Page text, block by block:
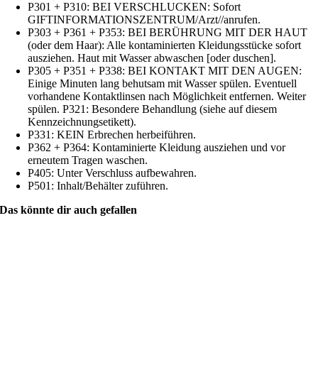
P301 + P310: BEI VERSCHLUCKEN: Sofort
GIFTINFORMATIONSZENTRUM/Arzt//anrufen.
P303 + P361 + P353: BEI BERÜHRUNG MIT DER HAUT
(oder dem Haar): Alle kontaminierten Kleidungsstücke sofort
ausziehen. Haut mit Wasser abwaschen [oder duschen].
P305 + P351 + P338: BEI KONTAKT MIT DEN AUGEN:
Einige Minuten lang behutsam mit Wasser spülen. Eventuell
vorhandene Kontaktlinsen nach Möglichkeit entfernen. Weiter
spülen. P321: Besondere Behandlung (siehe auf diesem
Kennzeichnungsetikett).
P331: KEIN Erbrechen herbeiführen.
P362 + P364: Kontaminierte Kleidung ausziehen und vor
erneutem Tragen waschen.
P405: Unter Verschluss aufbewahren.
P501: Inhalt/Behälter zuführen.
Das könnte dir auch gefallen